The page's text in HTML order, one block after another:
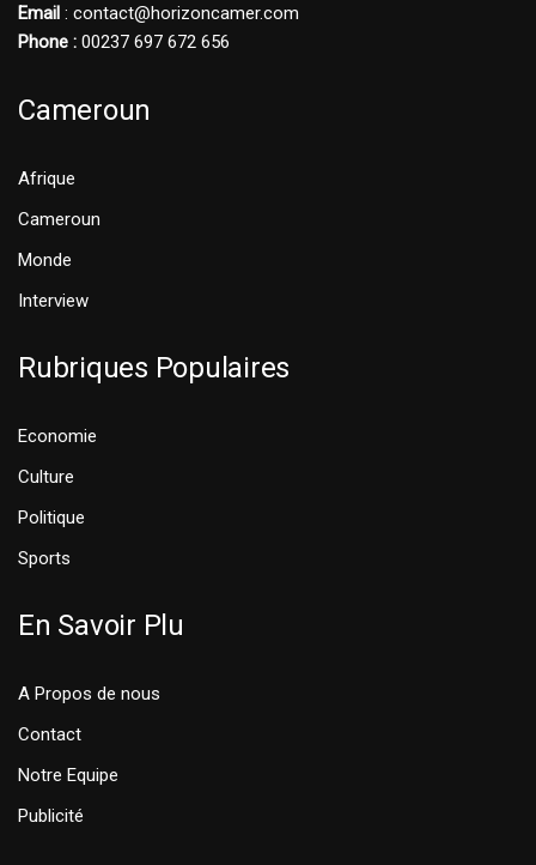
Email : contact@horizoncamer.com
Phone : 00237 697 672 656
Cameroun
Afrique
Cameroun
Monde
Interview
Rubriques Populaires
Economie
Culture
Politique
Sports
En Savoir Plu
A Propos de nous
Contact
Notre Equipe
Publicité